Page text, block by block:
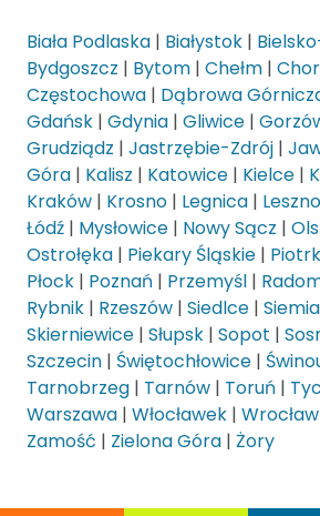
Biała Podlaska | Białystok |
Bydgoszcz | Bytom | Chełm |
Częstochowa | Dąbrowa
Gdańsk | Gdynia | Gliwice |
Grudziądz | Jastrzębie-Zdrój |
Góra | Kalisz | Katowice | Kielce |
Kraków | Krosno | Legnica | Leszno
Łódź | Mysłowice | Nowy Sącz |
Ostrołęka | Piekary Śląskie |
Płock | Poznań | Przemyśl |
Rybnik | Rzeszów | Siedlce |
Skierniewice | Słupsk | Sopot |
Szczecin | Świętochłowice |
Tarnobrzeg | Tarnów | Toruń |
Warszawa | Włocławek | Wrocław
Zamość | Zielona Góra | Żory